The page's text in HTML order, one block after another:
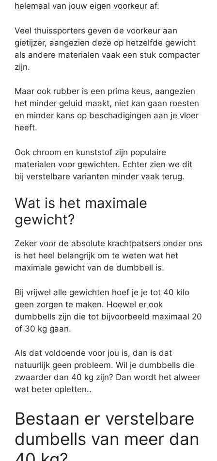
helemaal van jouw eigen voorkeur af.
Veel thuissporters geven de voorkeur aan
gietijzer, aangezien deze op hetzelfde gewicht
als andere materialen vaak een stuk compacter
zijn.
Maar ook rubber is een prima keus, aangezien
het minder geluid maakt, niet kan gaan roesten
en minder kans op beschadigingen aan je vloer
heeft.
Ook chroom en kunststof zijn populaire
materialen voor gewichten. Echter zien we dit
bij verstelbare varianten minder vaak terug.
Wat is het maximale
gewicht?
Zeker voor de absolute krachtpatsers onder ons
is het heel belangrijk om te weten wat het
maximale gewicht van de dumbbell is.
Bij vrijwel alle gewichten hoef je je tot 40 kilo
geen zorgen te maken. Hoewel er ook
dumbbells zijn die tot bijvoorbeeld maximaal 20
of 30 kg gaan.
Als dat voldoende voor jou is, dan is dat
natuurlijk geen probleem. Wil je dumbbells die
zwaarder dan 40 kg zijn? Dan wordt het alweer
wat beter opletten..
Bestaan er verstelbare
dumbells van meer dan